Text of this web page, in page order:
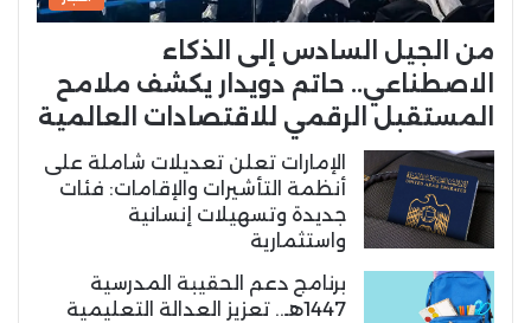
من الجيل السادس إلى الذكاء
الاصطناعي.. حاتم دويدار يكشف ملامح
المستقبل الرقمي للاقتصادات العالمية
الإمارات تعلن تعديلات شاملة على
أنظمة التأشيرات والإقامات: فئات
جديدة وتسهيلات إنسانية
واستثمارية
برنامج دعم الحقيبة المدرسية
1447هـ.. تعزيز العدالة التعليمية